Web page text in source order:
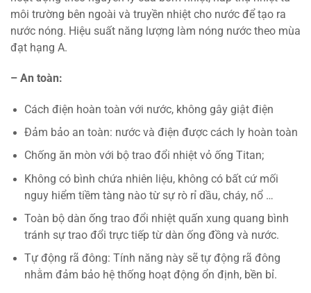
môi trường bên ngoài và truyền nhiệt cho nước để tạo ra
nước nóng. Hiệu suất năng lượng làm nóng nước theo mùa
đạt hạng A.
– An toàn:
Cách điện hoàn toàn với nước, không gây giật điện
Đảm bảo an toàn: nước và điện được cách ly hoàn toàn
Chống ăn mòn với bộ trao đổi nhiệt vỏ ống Titan;
Không có bình chứa nhiên liệu, không có bất cứ mối
nguy hiểm tiềm tàng nào từ sự rò rỉ dầu, cháy, nổ …
Toàn bộ dàn ống trao đổi nhiệt quấn xung quang bình
tránh sự trao đổi trực tiếp từ dàn ống đồng và nước.
Tự động rã đông: Tính năng này sẽ tự động rã đông
nhằm đảm bảo hệ thống hoạt động ổn định, bền bỉ.